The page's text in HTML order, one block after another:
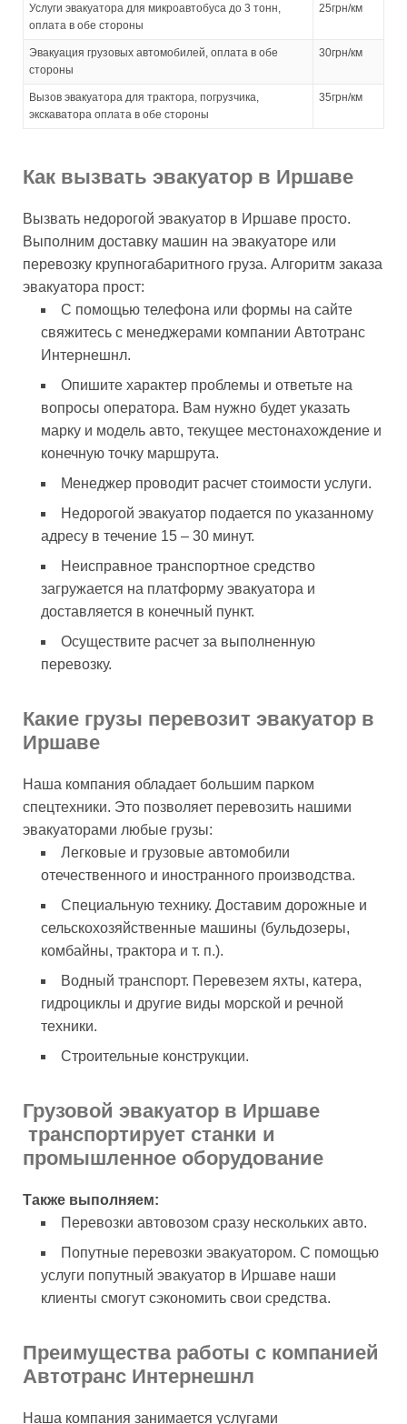
Услуги эвакуатора для микроавтобуса до 3 тонн,
оплата в обе стороны
25грн/км
Эвакуация грузовых автомобилей, оплата в обе
стороны
30грн/км
Вызов эвакуатора для трактора, погрузчика,
экскаватора оплата в обе стороны
35грн/км
Как вызвать эвакуатор в Иршаве
Вызвать недорогой эвакуатор в Иршаве просто.
Выполним доставку машин на эвакуаторе или
перевозку крупногабаритного груза. Алгоритм заказа
эвакуатора прост:
С помощью телефона или формы на сайте
свяжитесь с менеджерами компании Автотранс
Интернешнл.
Опишите характер проблемы и ответьте на
вопросы оператора. Вам нужно будет указать
марку и модель авто, текущее местонахождение и
конечную точку маршрута.
Менеджер проводит расчет стоимости услуги.
Недорогой эвакуатор подается по указанному
адресу в течение 15 – 30 минут.
Неисправное транспортное средство
загружается на платформу эвакуатора и
доставляется в конечный пункт.
Осуществите расчет за выполненную
перевозку.
Какие грузы перевозит эвакуатор в
Иршаве
Наша компания обладает большим парком
спецтехники. Это позволяет перевозить нашими
эвакуаторами любые грузы:
Легковые и грузовые автомобили
отечественного и иностранного производства.
Специальную технику. Доставим дорожные и
сельскохозяйственные машины (бульдозеры,
комбайны, трактора и т. п.).
Водный транспорт. Перевезем яхты, катера,
гидроциклы и другие виды морской и речной
техники.
Строительные конструкции.
Грузовой эвакуатор в Иршаве
транспортирует станки и
промышленное оборудование
Также выполняем:
Перевозки автовозом сразу нескольких авто.
Попутные перевозки эвакуатором. С помощью
услуги попутный эвакуатор в Иршаве наши
клиенты смогут сэкономить свои средства.
Преимущества работы с компанией
Автотранс Интернешнл
Наша компания занимается услугами